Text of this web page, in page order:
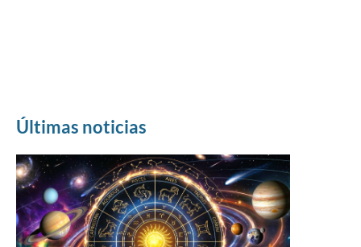
Últimas noticias